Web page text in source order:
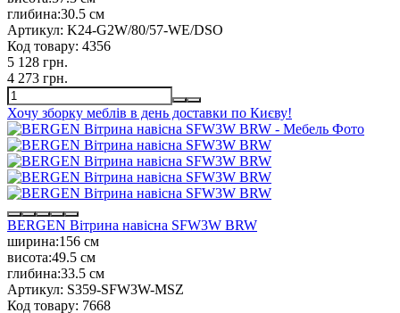
глибина:30.5 см
Артикул: K24-G2W/80/57-WE/DSO
Код товару: 4356
5 128 грн.
4 273 грн.
Хочу зборку меблів в день доставки по Києву!
BERGEN Вітрина навісна SFW3W BRW
ширина:156 см
висота:49.5 см
глибина:33.5 см
Артикул: S359-SFW3W-MSZ
Код товару: 7668